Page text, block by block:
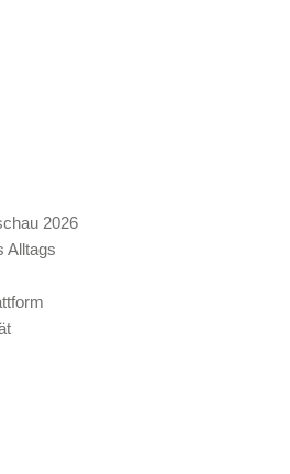
2026
Alltags